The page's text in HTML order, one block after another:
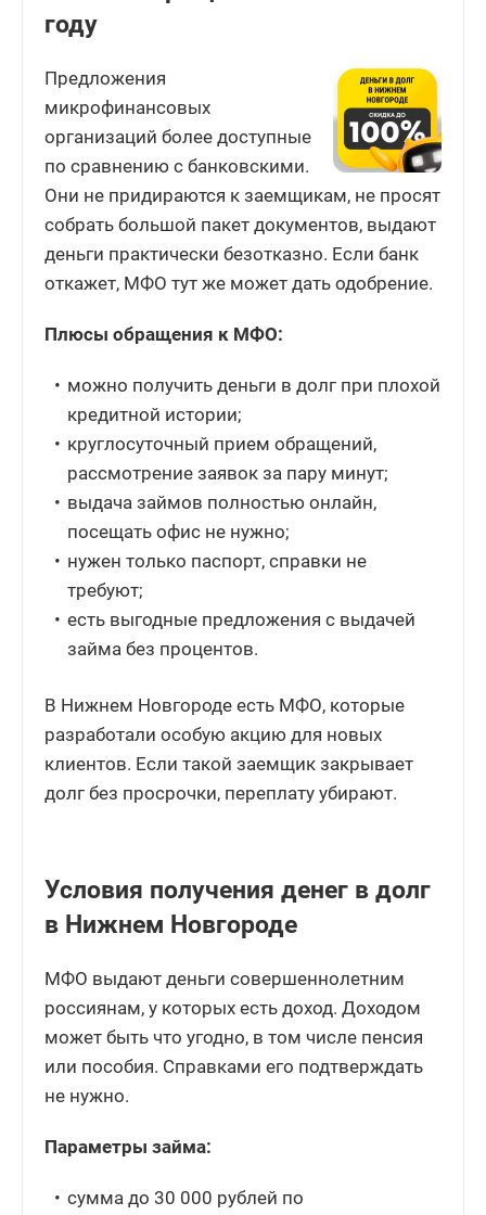
году
Предложения
микрофинансовых
организаций более доступные
по сравнению с банковскими.
Они не придираются к заемщикам, не просят
собрать большой пакет документов, выдают
деньги практически безотказно. Если банк
откажет, МФО тут же может дать одобрение.
Плюсы обращения к МФО:
можно получить деньги в долг при плохой
кредитной истории;
круглосуточный прием обращений,
рассмотрение заявок за пару минут;
выдача займов полностью онлайн,
посещать офис не нужно;
нужен только паспорт, справки не
требуют;
есть выгодные предложения с выдачей
займа без процентов.
В Нижнем Новгороде есть МФО, которые
разработали особую акцию для новых
клиентов. Если такой заемщик закрывает
долг без просрочки, переплату убирают.
Условия получения денег в долг
в Нижнем Новгороде
МФО выдают деньги совершеннолетним
россиянам, у которых есть доход. Доходом
может быть что угодно, в том числе пенсия
или пособия. Справками его подтверждать
не нужно.
Параметры займа:
сумма до 30 000 рублей по